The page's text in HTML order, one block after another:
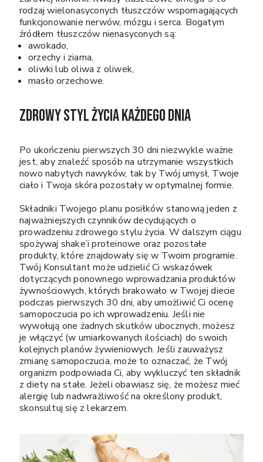
rodzaj wielonasyconych tłuszczów wspomagających
funkcjonowanie nerwów, mózgu i serca. Bogatym
źródłem tłuszczów nienasyconych są:
awokado,
orzechy i ziarna,
oliwki lub oliwa z oliwek,
masło orzechowe.
Zdrowy styl życia każdego dnia
Po ukończeniu pierwszych 30 dni niezwykle ważne
jest, aby znaleźć sposób na utrzymanie wszystkich
nowo nabytych nawyków, tak by Twój umysł, Twoje
ciało i Twoja skóra pozostały w optymalnej formie.
Składniki Twojego planu posiłków stanowią jeden z
najważniejszych czynników decydujących o
prowadzeniu zdrowego stylu życia. W dalszym ciągu
spożywaj shake’i proteinowe oraz pozostałe
produkty, które znajdowały się w Twoim programie.
Twój Konsultant może udzielić Ci wskazówek
dotyczących ponownego wprowadzania produktów
żywnościowych, których brakowało w Twojej diecie
podczas pierwszych 30 dni, aby umożliwić Ci ocenę
samopoczucia po ich wprowadzeniu. Jeśli nie
wywołują one żadnych skutków ubocznych, możesz
je włączyć (w umiarkowanych ilościach) do swoich
kolejnych planów żywieniowych. Jeśli zauważysz
zmianę samopoczucia, może to oznaczać, że Twój
organizm podpowiada Ci, aby wykluczyć ten składnik
z diety na stałe. Jeżeli obawiasz się, że możesz mieć
alergię lub nadwrażliwość na określony produkt,
skonsultuj się z lekarzem.